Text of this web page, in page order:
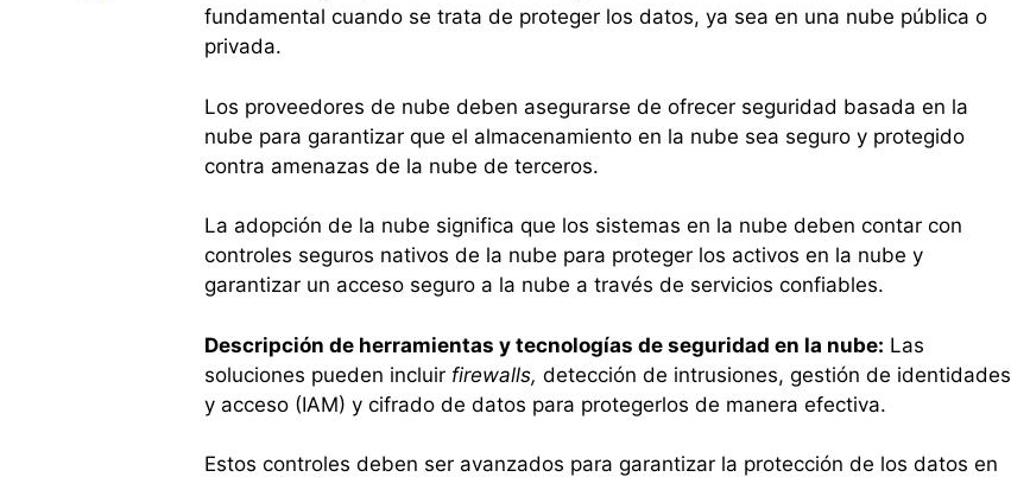
fundamental cuando se trata de proteger los datos, ya sea en una nube pública o
privada.
Los proveedores de nube deben asegurarse de ofrecer seguridad basada en la
nube para garantizar que el almacenamiento en la nube sea seguro y protegido
contra amenazas de la nube de terceros.
La adopción de la nube significa que los sistemas en la nube deben contar con
controles seguros nativos de la nube para proteger los activos en la nube y
garantizar un acceso seguro a la nube a través de servicios confiables.
Descripción de herramientas y tecnologías de seguridad en la nube: Las
soluciones pueden incluir firewalls, detección de intrusiones, gestión de identidades
y acceso (IAM) y cifrado de datos para protegerlos de manera efectiva.
Estos controles deben ser avanzados para garantizar la protección de los datos en